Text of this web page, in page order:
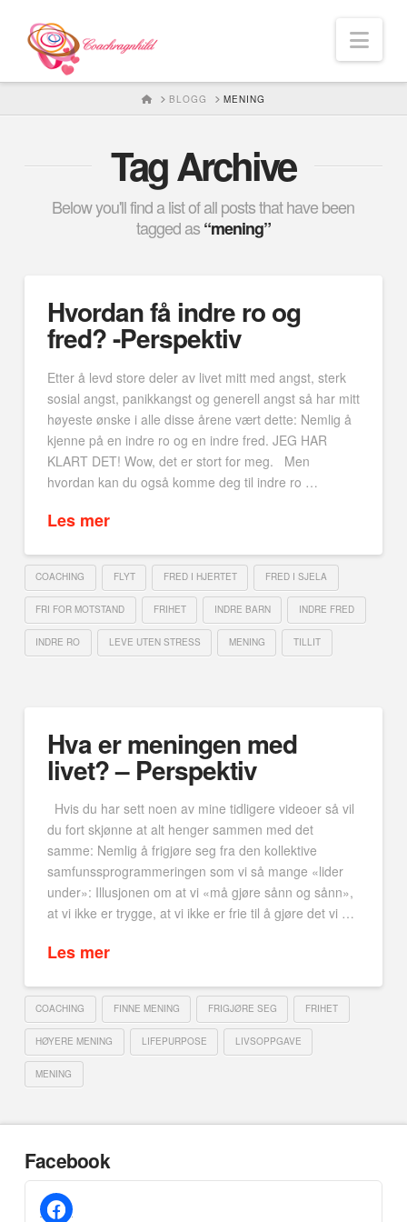
HOMEBLOGG MENING
Tag Archive
Below you'll find a list of all posts that have been
tagged as“mening”
Hvordan få indre ro og
fred? -Perspektiv
Etter å levd store deler av livet mitt med angst, sterk
sosial angst, panikkangst og generell angst så har mitt
høyeste ønske i alle disse årene vært dette: Nemlig å
kjenne på en indre ro og en indre fred. JEG HAR
KLART DET! Wow, det er stort for meg. Men
hvordan kan du også komme deg til indre ro …
Les mer
COACHING FLYT FRED I HJERTET FRED I SJELA
FRI FOR MOTSTAND FRIHET INDRE BARN INDRE FRED
INDRE RO LEVE UTEN STRESS MENING TILLIT
Hva er meningen med
livet? – Perspektiv
Hvis du har sett noen av mine tidligere videoer så vil
du fort skjønne at alt henger sammen med det
samme: Nemlig å frigjøre seg fra den kollektive
samfunssprogrammeringen som vi så mange «lider
under»: Illusjonen om at vi «må gjøre sånn og sånn»,
at vi ikke er trygge, at vi ikke er frie til å gjøre det vi …
Les mer
COACHING FINNE MENING FRIGJØRE SEG FRIHET
HØYERE MENING LIFEPURPOSE LIVSOPPGAVE
MENING
Facebook
facebook